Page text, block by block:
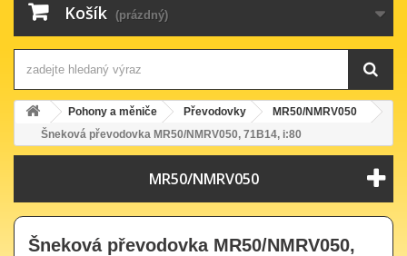
Košík (prázdný)
Pohony a měniče Převodovky
MR50/NMRV050
Šneková převodovka MR50/NMRV050, 71B14, i:80
MR50/NMRV050
Šneková převodovka MR50/NMRV050,